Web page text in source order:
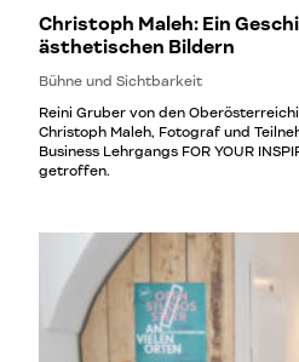
Christoph Maleh: Ein
ästhetischen Bildern
Bühne und Sichtbarkeit
Reini Gruber von den
Christoph Maleh, Fotograf und
Business Lehrgangs FOR YOUR
getroffen.